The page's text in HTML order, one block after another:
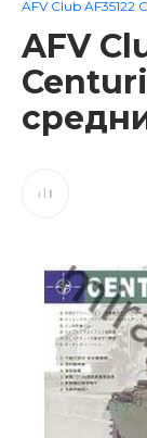
AFV Club AF35122
AFV